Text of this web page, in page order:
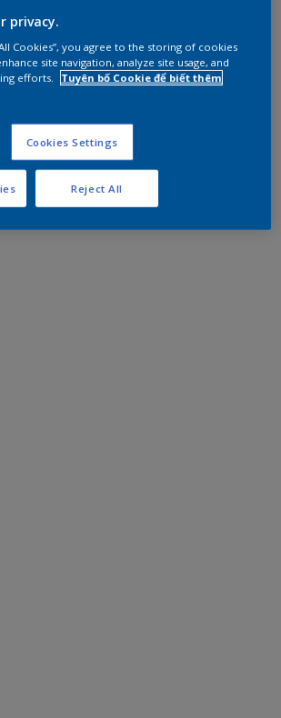
privacy.
Cookies”, you agree to the storing of cookies
site navigation, analyze site usage, and
efforts.
Tuyên bố Cookie để biết thêm
Cookies Settings
Reject All